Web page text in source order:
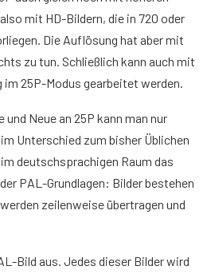
mit HD-Bildern, die in 720 oder
Die Auflösung hat aber mit
zu tun. Schließlich kann auch mit
25P-Modus gearbeitet werden.
Neue an 25P kann man nur
Unterschied zum bisher Üblichen
deutschsprachigen Raum das
PAL-Grundlagen: Bilder bestehen
zeilenweise übertragen und
Bild aus. Jedes dieser Bilder wird